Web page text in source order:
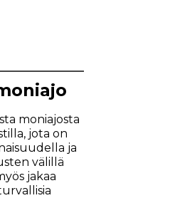
moniajosta
jota on
ja
välillä
jakaa